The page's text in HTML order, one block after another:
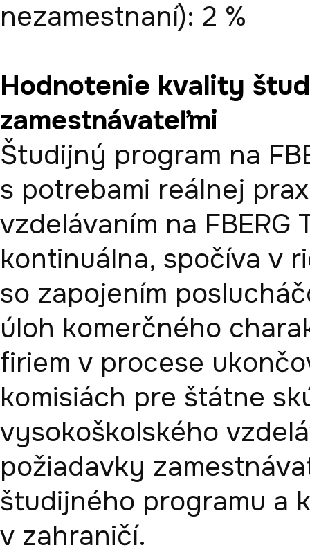
Hodnotenie kvality
zamestnávateľmi
Študijný program na
s potrebami reálnej
vzdelávaním na FBERG
kontinuálna, spočíva v
so zapojením
úloh komerčného
firiem v procese
komisiách pre štátne
vysokoškolského
požiadavky
študijného programu a
v zahraničí.